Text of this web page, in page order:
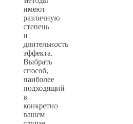
имеют
различную
степень
и
длительность
эффекта.
Выбрать
способ,
наиболее
подходящий
в
конкретно
вашем